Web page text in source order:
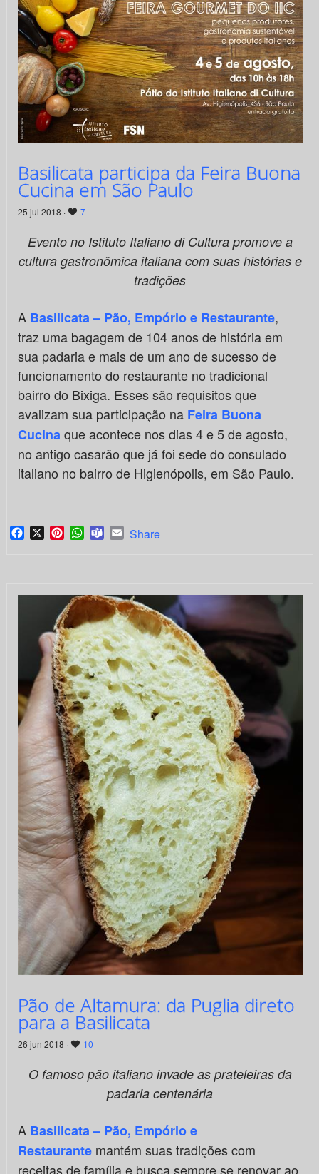
Basilicata participa da Feira Buona
Cucina em São Paulo
25 jul 2018 · 7
Evento no Istituto Italiano di Cultura promove a
cultura gastronômica italiana com suas histórias e
tradições
A Basilicata – Pão, Empório e Restaurante,
traz uma bagagem de 104 anos de história em
sua padaria e mais de um ano de sucesso de
funcionamento do restaurante no tradicional
bairro do Bixiga. Esses são requisitos que
avalizam sua participação na Feira Buona
Cucinaque acontece nos dias 4 e 5 de agosto,
no antigo casarão que já foi sede do consulado
italiano no bairro de Higienópolis, em São Paulo.
Facebook
X PinterestWhatsApp
TeamsEmail
Share
Pão de Altamura: da Puglia direto
para a Basilicata
26 jun 2018 · 10
O famoso pão italiano invade as prateleiras da
padaria centenária
A Basilicata – Pão, Empório e
Restaurantemantém suas tradições com
receitas de família e busca sempre se renovar ao